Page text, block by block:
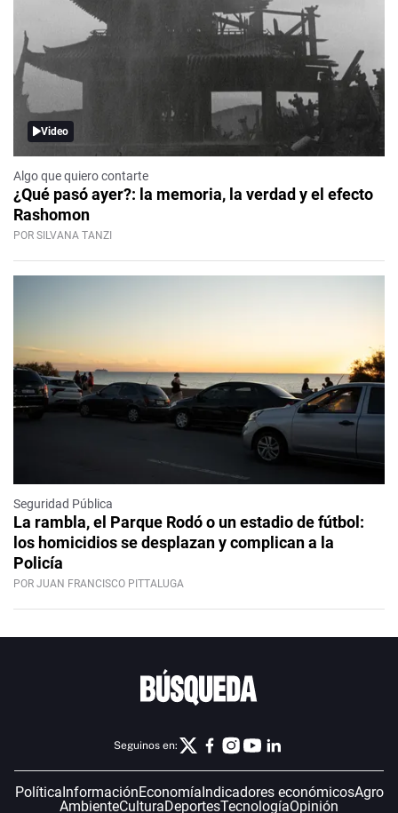
Video
Algo que quiero contarte
¿Qué pasó ayer?: la memoria, la verdad y el efecto
Rashomon
POR SILVANA TANZI
Seguridad Pública
La rambla, el Parque Rodó o un estadio de fútbol:
los homicidios se desplazan y complican a la
Policía
POR JUAN FRANCISCO PITTALUGA
Seguinos en:
PolíticaInformaciónEconomíaIndicadores económicosAgro
AmbienteCulturaDeportesTecnologíaOpinión